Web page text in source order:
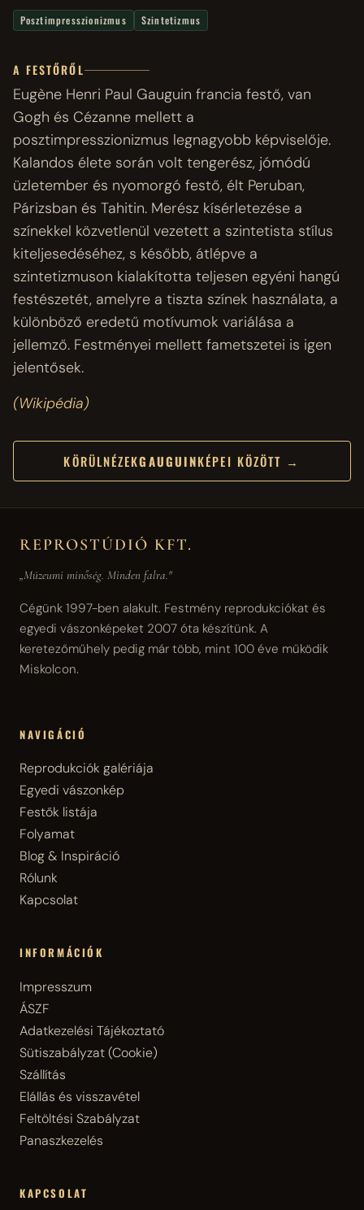
Posztimpresszionizmus Szintetizmus
A FESTŐRŐL
Eugène Henri Paul Gauguin francia festő, van
Gogh és Cézanne mellett a
posztimpresszionizmus legnagyobb képviselője.
Kalandos élete során volt tengerész, jómódú
üzletember és nyomorgó festő, élt Peruban,
Párizsban és Tahitin. Merész kísérletezése a
színekkel közvetlenül vezetett a szintetista stílus
kiteljesedéséhez, s később, átlépve a
szintetizmuson kialakította teljesen egyéni hangú
festészetét, amelyre a tiszta színek használata, a
különböző eredetű motívumok variálása a
jellemző. Festményei mellett fametszetei is igen
jelentősek.
(Wikipédia)
KÖRÜLNÉZEKGAUGUINKÉPEI KÖZÖTT →
REPROSTÚDIÓ KFT.
„Múzeumi minőség. Minden falra."
Cégünk 1997-ben alakult. Festmény reprodukciókat és
egyedi vászonképeket 2007 óta készítünk. A
keretezőműhely pedig már több, mint 100 éve működik
Miskolcon.
NAVIGÁCIÓ
Reprodukciók galériája
Egyedi vászonkép
Festők listája
Folyamat
Blog & Inspiráció
Rólunk
Kapcsolat
INFORMÁCIÓK
Impresszum
ÁSZF
Adatkezelési Tájékoztató
Sütiszabályzat (Cookie)
Szállítás
Elállás és visszavétel
Feltöltési Szabályzat
Panaszkezelés
KAPCSOLAT